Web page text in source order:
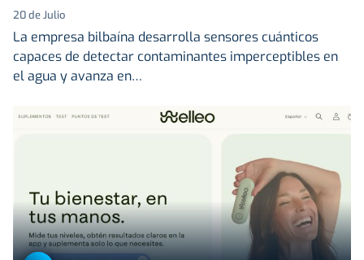
20 de Julio
La empresa bilbaína desarrolla sensores cuánticos
capaces de detectar contaminantes imperceptibles en
el agua y avanza en…